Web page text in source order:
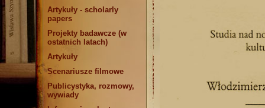
Artykuły - scholarly
papers
Projekty badawcze (w
ostatnich latach)
Artykuły
Scenariusze filmowe
Publicystyka, rozmowy,
wywiady